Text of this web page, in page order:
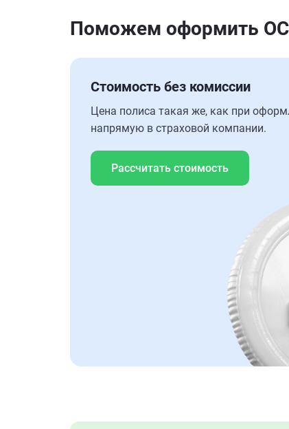
Поможем оформить
Стоимость без комиссии
Цена полиса такая же, как при
напрямую в страховой компании.
Рассчитать стоимость